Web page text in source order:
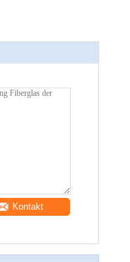
Kontakt